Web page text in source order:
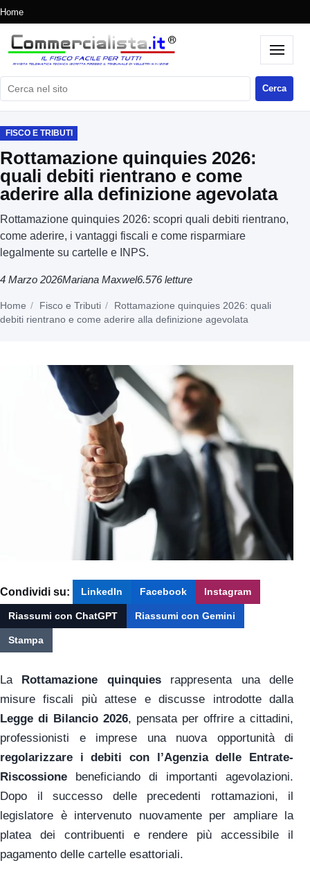
Home
Cerca nel sito Cerca
FISCO E TRIBUTI
Rottamazione quinquies 2026:
quali debiti rientrano e come
aderire alla definizione agevolata
Rottamazione quinquies 2026: scopri quali debiti rientrano,
come aderire, i vantaggi fiscali e come risparmiare
legalmente su cartelle e INPS.
4 Marzo 2026Mariana Maxwel6.576 letture
Home Fisco e Tributi
Rottamazione quinquies 2026: quali
debiti rientrano e come aderire alla definizione agevolata
Condividi su: LinkedIn Facebook Instagram
Riassumi con ChatGPT Riassumi con Gemini
Stampa
La Rottamazione quinquiesrappresenta una delle
misure fiscali più attese e discusse introdotte dalla
Legge di Bilancio 2026, pensata per offrire a cittadini,
professionisti e imprese una nuova opportunità di
regolarizzare i debiti con l’Agenzia delle Entrate-
Riscossione beneficiando di importanti agevolazioni.
Dopo il successo delle precedenti rottamazioni, il
legislatore è intervenuto nuovamente per ampliare la
platea dei contribuenti e rendere più accessibile il
pagamento delle cartelle esattoriali.